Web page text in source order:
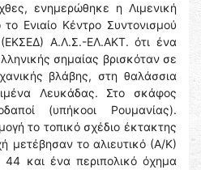
ενημερώθηκε η Λιμενική
Ενιαίο Κέντρο Συντονισμού
Α.Λ.Σ.-ΕΛ.ΑΚΤ. ότι ένα
σημαίας βρισκόταν σε
βλάβης, στη θαλάσσια
Λευκάδας. Στο σκάφος
(υπήκοοι Ρουμανίας).
το τοπικό σχέδιο έκτακτης
μετέβησαν το αλιευτικό (Α/Κ)
και ένα περιπολικό όχημα